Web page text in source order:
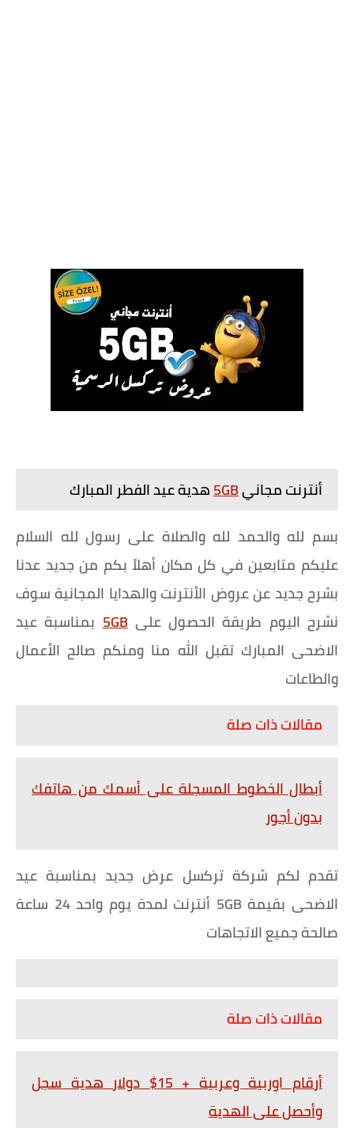
أنترنت مجاني5GBهدية عيد الفطر المبارك
بسم لله والحمد لله والصلاة على رسول لله السلام
عليكم متابعين في كل مكان أهلاً بكم من جديد عدنا
بشرح جديد عن عروض الأنترنت والهدايا المجانية سوف
نشرح اليوم طريقة الحصول على5GBبمناسبة عيد
الاضحى المبارك تقبل الله منا ومنكم صالح الأعمال
والطاعات
مقالات ذات صلة
أبطال الخطوط المسجلة على أسمك من هاتفك
بدون أجور
تقدم لكم شركة تركسل عرض جديد بمناسبة عيد
الاضحى بقيمة 5GB أنترنت لمدة يوم واحد 24 ساعة
صالحة جميع الاتجاهات
مقالات ذات صلة
أرقام اوربية وعربية + 15$ دولار هدية سجل
وأحصل على الهدية